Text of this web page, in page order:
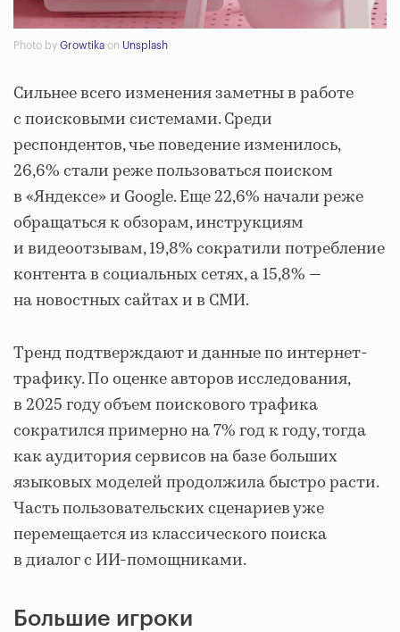
Photo by Growtika on Unsplash
Сильнее всего изменения заметны в работе
с поисковыми системами. Среди
респондентов, чье поведение изменилось,
26,6% стали реже пользоваться поиском
в «Яндексе» и Google. Еще 22,6% начали реже
обращаться к обзорам, инструкциям
и видеоотзывам, 19,8% сократили потребление
контента в социальных сетях, а 15,8% —
на новостных сайтах и в СМИ.
Тренд подтверждают и данные по интернет-
трафику. По оценке авторов исследования,
в 2025 году объем поискового трафика
сократился примерно на 7% год к году, тогда
как аудитория сервисов на базе больших
языковых моделей продолжила быстро расти.
Часть пользовательских сценариев уже
перемещается из классического поиска
в диалог с ИИ-помощниками.
Большие игроки